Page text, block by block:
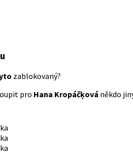
zablokovaný?
pro Hana Kropáčķová někdo